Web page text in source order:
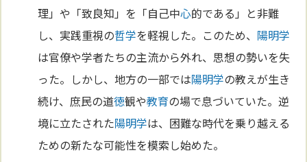
理」や「致良知」を「自己中心的である」と非難
し、実践重視の哲学を軽視した。このため、 陽明学
は官僚や学者たちの主流から外れ、思想の勢いを失
った。しかし、地方の一部では陽明学の教えが生き
続け、庶民の道徳観や教育の場で息づいていた。逆
境に立たされた陽明学は、困難な時代を乗り越える
ための新たな可能性を模索し始めた。